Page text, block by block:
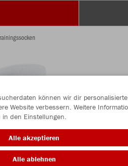
können wir dir personalisierte
Website verbessern. Weitere
den Einstellungen.
Alle akzeptieren
Alle ablehnen